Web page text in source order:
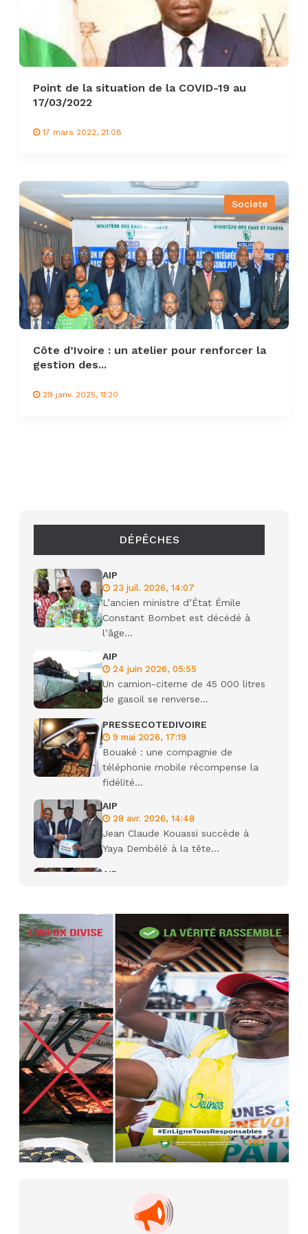
Point de la situation de la COVID-19 au
17/03/2022
17 mars 2022, 21:08
Societe
Côte d’Ivoire : un atelier pour renforcer la
gestion des...
29 janv. 2025, 11:20
DÉPÊCHES
AIP
23 juil. 2026, 14:07
L’ancien ministre d’État Émile
Constant Bombet est décédé à
l’âge...
AIP
24 juin 2026, 05:55
Un camion-citerne de 45 000 litres
de gasoil se renverse...
PRESSECOTEDIVOIRE
9 mai 2026, 17:19
Bouaké : une compagnie de
téléphonie mobile récompense la
fidélité...
AIP
28 avr. 2026, 14:48
Jean Claude Kouassi succède à
Yaya Dembélé à la tête...
AIP
Camara tué lors d’attaques...
22 avr. 2026, 16:41
Des bureaux ravagés dans un
incendie survenu à la mairie...
AIP
10 avr. 2026, 09:48
Nommé Médiateur de la
République, Gaoussou Touré prend
officiellement fonction
AIP
13 mars 2026, 10:43
Nécrologie : décès de Guillaume
Houphouët-Boigny, fils du Père
fondateur...
12ᵉ Congrès ordinaire de l’UNJCI: la
campagne électorale reprend du...